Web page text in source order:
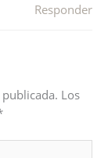
Responder
Los